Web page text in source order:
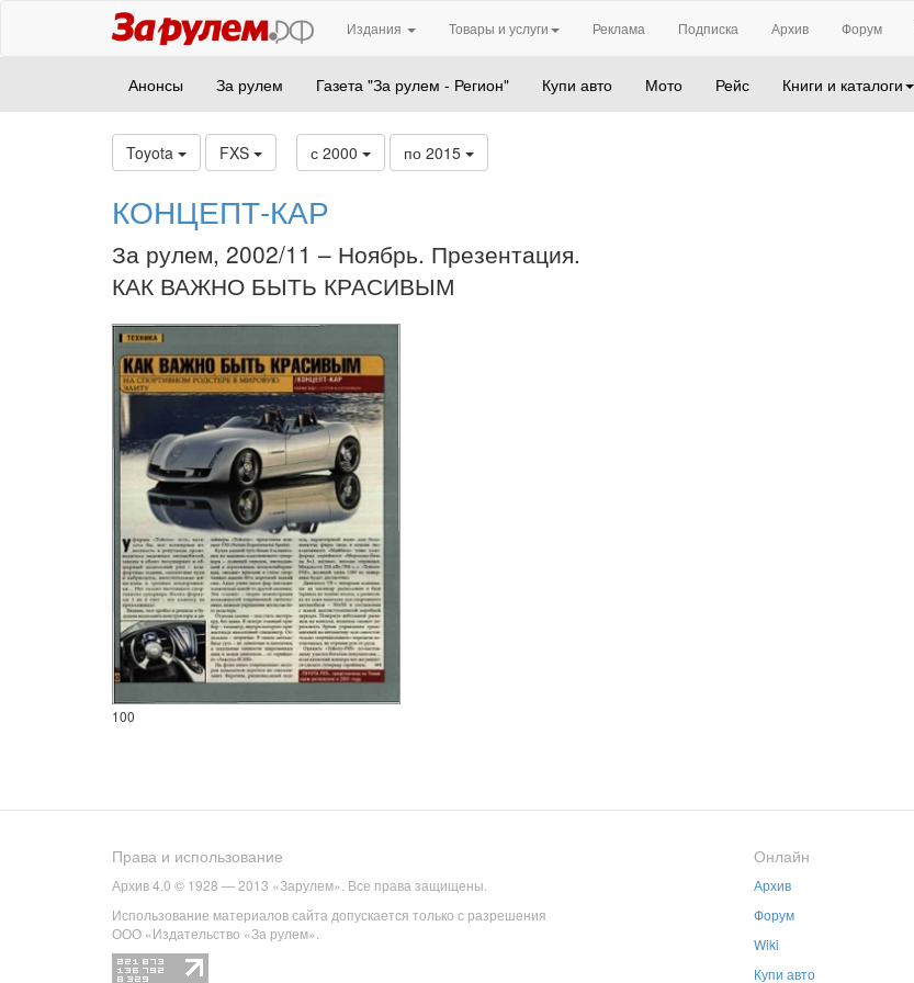
Издания Товары и услуги Реклама Подписка Архив Форум
Анонсы За рулем Газета "За рулем - Регион" Купи авто Мото Рейс Книги и каталоги
Toyota FXS с 2000 по 2015
КОНЦЕПТ-КАР
За рулем, 2002/11 – Ноябрь. Презентация.
КАК ВАЖНО БЫТЬ КРАСИВЫМ
100
Права и использование
Архив 4.0 © 1928 — 2013 «Зарулем». Все права защищены.
Использование материалов сайта допускается только с разрешения
ООО «Издательство «За рулем».
Онлайн
Архив
Форум
Wiki
Купи авто